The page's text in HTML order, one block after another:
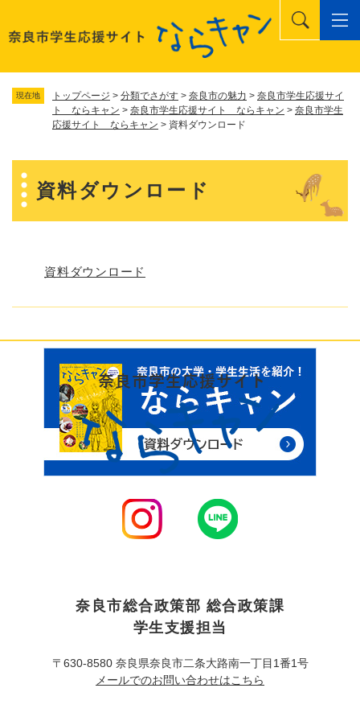
ジ
先
現在地 トップページ > 分類でさがす > 奈良市の魅力 > 奈良市学生応援サイ
ト ならキャン > 奈良市学生応援サイト ならキャン > 奈良市学生
応援サイト ならキャン > 資料ダウンロード
本
文
資料ダウンロード
資料ダウンロード
奈良市総合政策部 総合政策課
学生支援担当
〒630-8580 奈良県奈良市二条大路南一丁目1番1号
メールでのお問い合わせはこちら